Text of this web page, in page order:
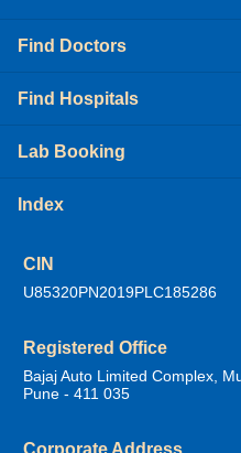
Find Doctors
Find Hospitals
Lab Booking
Index
CIN
U85320PN2019PLC185286
Registered Office
Bajaj Auto Limited Complex,
Pune - 411 035